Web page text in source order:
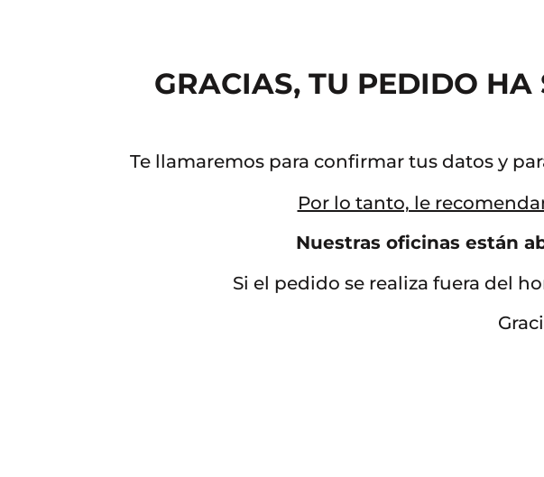
GRACIAS, TU PEDIDO
Te llamaremos para confirmar tus datos y
Por lo tanto, le
Nuestras oficinas están
Si el pedido se realiza fuera del